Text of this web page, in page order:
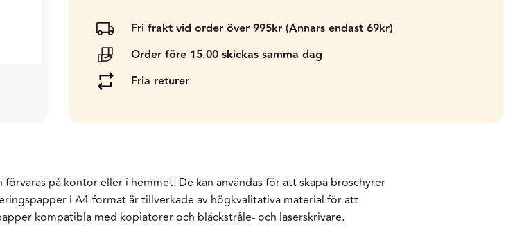
Fri frakt vid order över 995kr (Annars endast 69kr)
Order före 15.00 skickas samma dag
Fria returer
på kontor eller i hemmet. De kan användas för att skapa broschyrer
i A4-format är tillverkade av högkvalitativa material för att
kompatibla med kopiatorer och bläckstråle- och laserskrivare.